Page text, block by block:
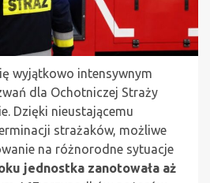
wyjątkowo intensywnym
dla Ochotniczej Straży
Dzięki nieustającemu
strażaków, możliwe
na różnorodne sytuacje
jednostka zanotowała aż